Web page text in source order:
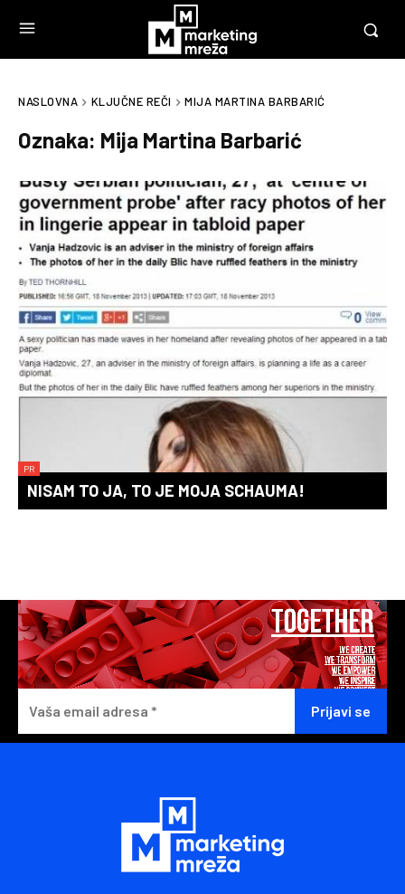
NASLOVNA KLJUČNE REČI MIJA MARTINA BARBARIĆ
Oznaka: Mija Martina Barbarić
PR
NISAM TO JA, TO JE MOJA SCHAUMA!